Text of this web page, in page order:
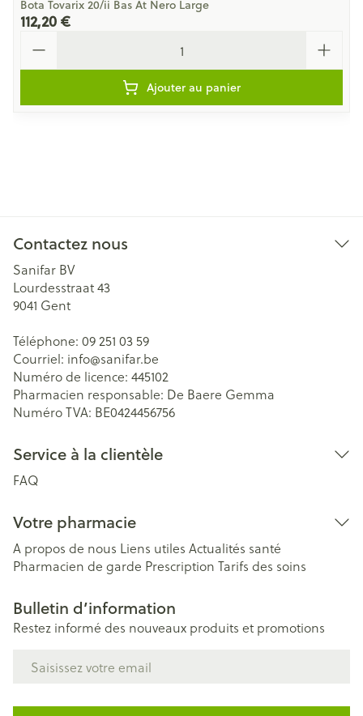
Bota Tovarix 20/ii Bas At Nero Large
112,20 €
Ajouter au panier
Contactez nous
Sanifar BV
Lourdesstraat 43
9041 Gent
Téléphone: 09 251 03 59
Courriel: info@sanifar.be
Numéro de licence: 445102
Pharmacien responsable: De Baere Gemma
Numéro TVA: BE0424456756
Service à la clientèle
FAQ
Votre pharmacie
A propos de nous Liens utiles Actualités santé
Pharmacien de garde Prescription Tarifs des soins
Bulletin d’information
Restez informé des nouveaux produits et promotions